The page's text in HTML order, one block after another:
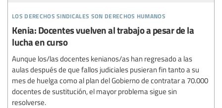
los derechos sindicales son derechos humanos
Kenia: Docentes vuelven al trabajo a pesar de la
lucha en curso
Aunque los/las docentes kenianos/as han regresado a las
aulas después de que fallos judiciales pusieran fin tanto a su
mes de huelga como al plan del Gobierno de contratar a 70.000
docentes de sustitución, el mayor problema sigue sin
resolverse.